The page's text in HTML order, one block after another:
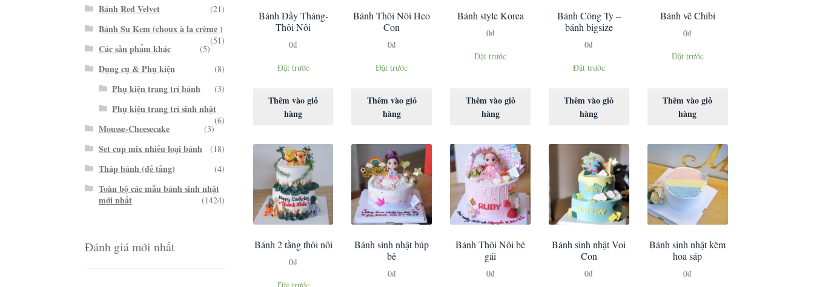
Bánh Đầy Tháng-
Thôi Nôi
0₫
Đặt trước
Thêm vào giỏ
hàng
Bánh Thôi Nôi Heo
Con
0₫
Đặt trước
Thêm vào giỏ
hàng
Bánh style Korea
0₫
Đặt trước
Thêm vào giỏ
hàng
Bánh Công Ty –
bánh bigsize
0₫
Đặt trước
Thêm vào giỏ
hàng
Bánh vẽ Chibi
0₫
Đặt trước
Thêm vào giỏ
hàng
Bánh 2 tầng thôi nôi
0₫
Đặt trước
Bánh sinh nhật búp
bê
0₫
Bánh Thôi Nôi bé
gái
0₫
Bánh sinh nhật Voi
Con
0₫
Bánh sinh nhật kèm
hoa sáp
0₫
Bánh Red Velvet (21)
Bánh Su Kem (choux à la crème )
(51)
Các sản phẩm khác (5)
Dụng cụ & Phụ kiện (8)
Phụ kiện trang trí bánh (3)
Phụ kiện trang trí sinh nhật
(6)
Mousse-Cheesecake (3)
Set cup mix nhiều loại bánh (18)
Tháp bánh (đế tầng) (4)
Toàn bộ các mẫu bánh sinh nhật
mới nhất
(1424)
Đánh giá mới nhất